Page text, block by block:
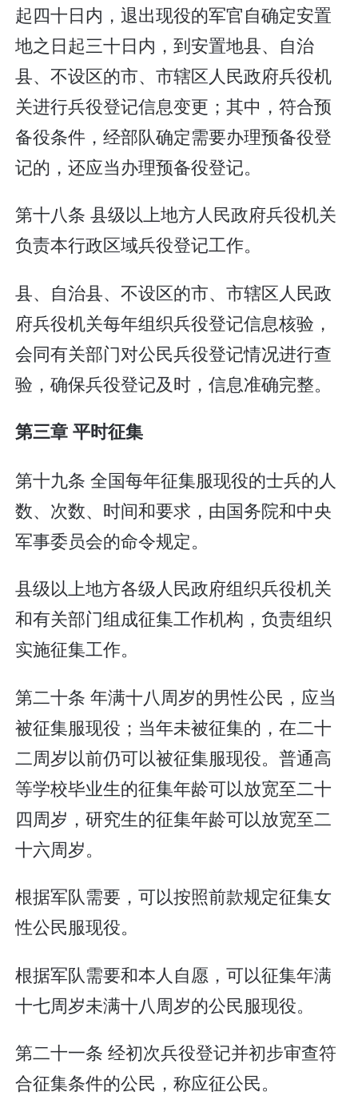
起四十日内，退出现役的军官自确定安置
地之日起三十日内，到安置地县、自治
县、不设区的市、市辖区人民政府兵役机
关进行兵役登记信息变更；其中，符合预
备役条件，经部队确定需要办理预备役登
记的，还应当办理预备役登记。
第十八条 县级以上地方人民政府兵役机关
负责本行政区域兵役登记工作。
县、自治县、不设区的市、市辖区人民政
府兵役机关每年组织兵役登记信息核验，
会同有关部门对公民兵役登记情况进行查
验，确保兵役登记及时，信息准确完整。
第三章 平时征集
第十九条 全国每年征集服现役的士兵的人
数、次数、时间和要求，由国务院和中央
军事委员会的命令规定。
县级以上地方各级人民政府组织兵役机关
和有关部门组成征集工作机构，负责组织
实施征集工作。
第二十条 年满十八周岁的男性公民，应当
被征集服现役；当年未被征集的，在二十
二周岁以前仍可以被征集服现役。普通高
等学校毕业生的征集年龄可以放宽至二十
四周岁，研究生的征集年龄可以放宽至二
十六周岁。
根据军队需要，可以按照前款规定征集女
性公民服现役。
根据军队需要和本人自愿，可以征集年满
十七周岁未满十八周岁的公民服现役。
第二十一条 经初次兵役登记并初步审查符
合征集条件的公民，称应征公民。